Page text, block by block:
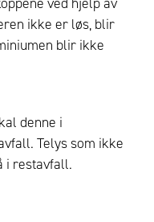
ikke er løs, blir
blir ikke
denne i
Telys som ikke
i restavfall.